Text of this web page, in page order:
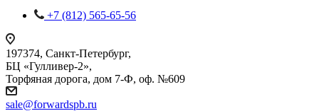
+7 (812) 565-65-56
197374, Санкт-Петербург,
БЦ «Гулливер-2»,
Торфяная дорога, дом 7-Ф, оф. №609
sale@forwardspb.ru